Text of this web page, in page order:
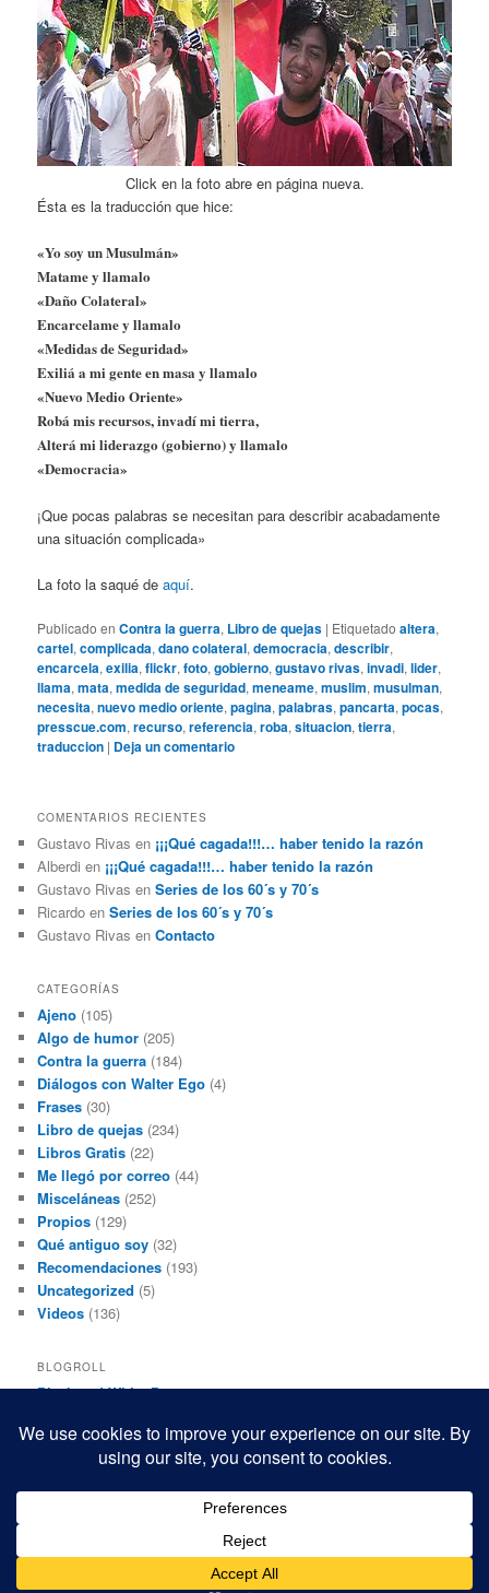
Click en la foto abre en página nueva.
Ésta es la traducción que hice:
«Yo soy un Musulmán»
Matame y llamalo
«Daño Colateral»
Encarcelame y llamalo
«Medidas de Seguridad»
Exiliá a mi gente en masa y llamalo
«Nuevo Medio Oriente»
Robá mis recursos, invadí mi tierra,
Alterá mi liderazgo (gobierno) y llamalo
«Democracia»
¡Que pocas palabras se necesitan para describir acabadamente
una situación complicada»
La foto la saqué deaquí.
Publicado en Contra la guerra, Libro de quejas | Etiquetado altera,
cartel,complicada,dano colateral,democracia,describir,
encarcela,exilia,flickr,foto,gobierno,gustavo rivas,invadi,lider,
llama,mata,medida de seguridad,meneame,muslim,musulman,
necesita,nuevo medio oriente,pagina,palabras,pancarta,pocas,
presscue.com,recurso,referencia,roba,situacion,tierra,
traduccion | Deja un comentario
COMENTARIOS RECIENTES
Gustavo Rivas en ¡¡¡Qué cagada!!!… haber tenido la razón
Alberdi en ¡¡¡Qué cagada!!!… haber tenido la razón
Gustavo Rivas enSeries de los 60´s y 70´s
Ricardo enSeries de los 60´s y 70´s
Gustavo Rivas enContacto
CATEGORÍAS
Ajeno (105)
Algo de humor (205)
Contra la guerra (184)
Diálogos con Walter Ego (4)
Frases (30)
Libro de quejas (234)
Libros Gratis (22)
Me llegó por correo (44)
Misceláneas (252)
Propios (129)
Qué antiguo soy (32)
Recomendaciones (193)
Uncategorized (5)
Videos (136)
BLOGROLL
Black and White Power
Mis macrofotografías
Teresita Rivas
Funciona gracias a WordPress